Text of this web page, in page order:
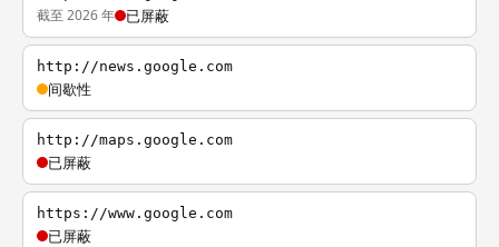
截至 2026 年 已屏蔽
http://news.google.com
间歇性
http://maps.google.com
已屏蔽
https://www.google.com
已屏蔽